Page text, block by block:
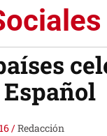
/Redacción